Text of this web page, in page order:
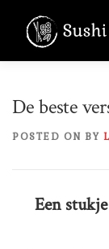
content
De beste
POSTED ON BY
Een